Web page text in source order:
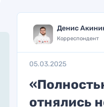
Денис
Корреспондент
05.03.2025
отнялись